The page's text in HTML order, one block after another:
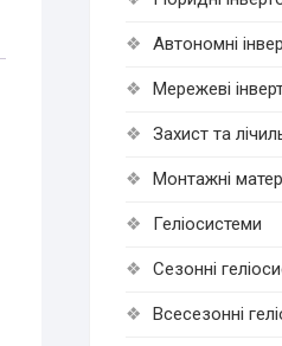
Автономні
Мережеві
Захист та
Монтажні
Геліосистеми
Сезонні
Всесезонні